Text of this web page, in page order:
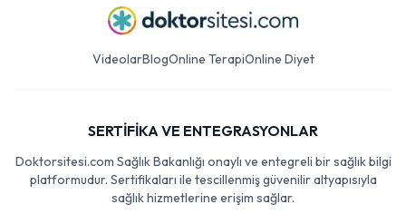
VideolarBlogOnline TerapiOnline Diyet
SERTİFİKA VE ENTEGRASYONLAR
Doktorsitesi.com Sağlık Bakanlığı onaylı ve entegreli bir sağlık bilgi
platformudur. Sertifikaları ile tescillenmiş güvenilir altyapısıyla
sağlık hizmetlerine erişim sağlar.